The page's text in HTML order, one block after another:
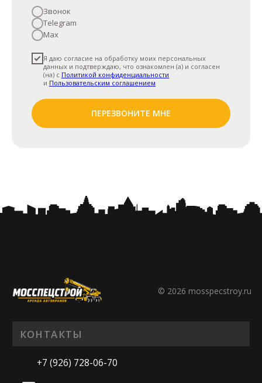
Звонок
Telegram
Max
Я даю согласие на обработку моих персональных
данных и подтверждаю, что ознакомлен (а) и согласен
(на) с Политикой конфиденциальности
и Пользовательским соглашением
ПЕРЕЗВОНИТЕ МНЕ